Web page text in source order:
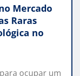
Mercado
Raras
no
ocupar um